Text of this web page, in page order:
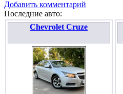
Добавить комментарий
Последние авто:
Chevrolet Cruze